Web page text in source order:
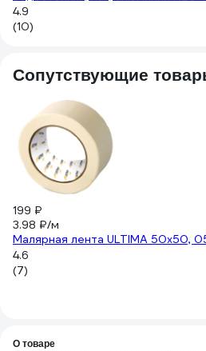
4.9
(10)
Сопутствующие
199 ₽
3.98 ₽/м
Малярная лента ULTIMA 50x50,
4.6
(7)
О товаре